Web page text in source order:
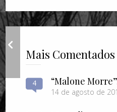
Clézio
Mais Comentados
4 “Malone
14 de agosto de